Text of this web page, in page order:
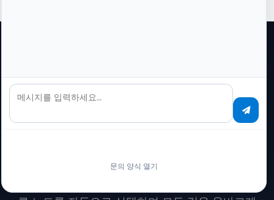
설명하세요.AI가 만듭니다.
워크플로우가 수행해야 할 작업을
메시지를 입력하세요…
문의 양식 열기